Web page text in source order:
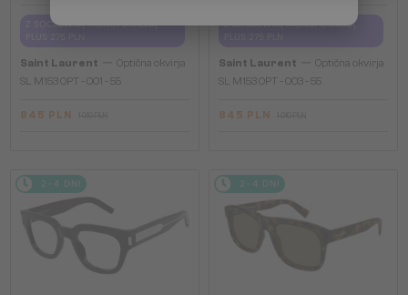
Z SOCZEWKĄ MONOFOKALNĄ
Saint Laurent
Optična okvirja
SL M153 OPT - 001 - 55
845 PLN
Z SOCZEWKĄ MONOFOKALNĄ
Saint Laurent
Optična okvirja
SL M153 OPT - 003 - 55
845 PLN
2-4 DNI 2-4 DNI